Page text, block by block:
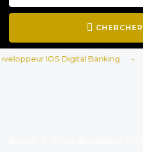
CHERCHER
IOS Digital Banking